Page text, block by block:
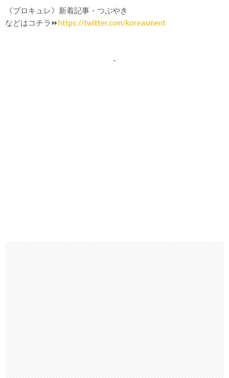
《ブロキュレ》新着記事・つぶやき
などはコチラ⏩https://twitter.com/koreasment